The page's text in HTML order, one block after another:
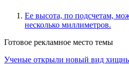
Ее высота, по подсчетам,
несколько миллиметров.
Готовое рекламное место темы
Ученые открыли новый вид